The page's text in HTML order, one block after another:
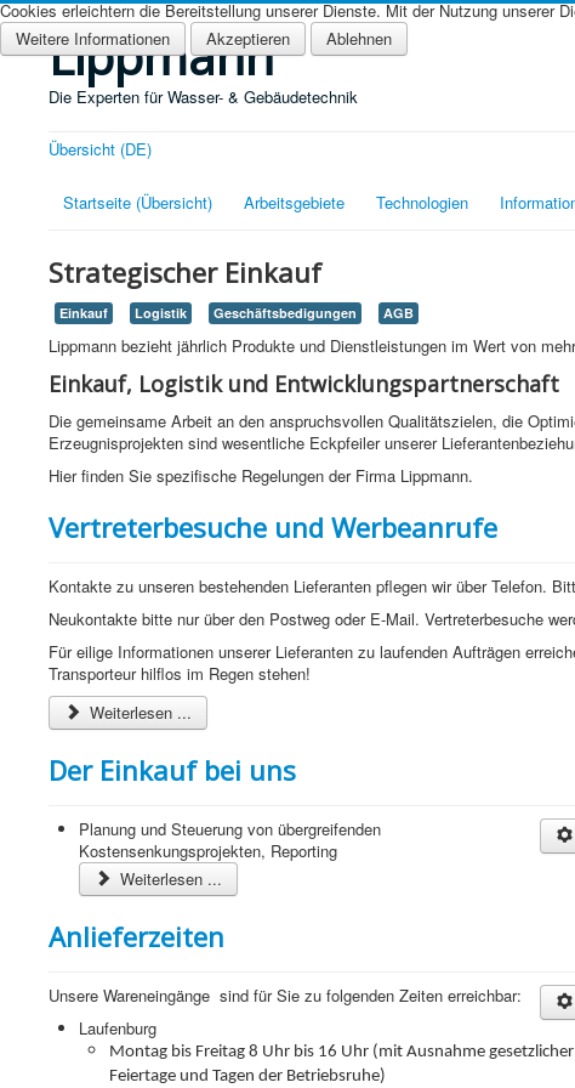
Lippmann
Die Experten für Wasser- & Gebäudetechnik
Übersicht (DE)
Startseite (Übersicht) Arbeitsgebiete Technologien
Strategischer Einkauf
Einkauf Logistik Geschäftsbedigungen AGB
Lippmann bezieht jährlich Produkte und Dienstleistungen im Wert von
Einkauf, Logistik und Entwicklungspartnerschaft
Die gemeinsame Arbeit an den anspruchsvollen Qualitätszielen, die
Erzeugnisprojekten sind wesentliche Eckpfeiler unserer
Hier finden Sie spezifische Regelungen der Firma Lippmann.
Vertreterbesuche und Werbeanrufe
Kontakte zu unseren bestehenden Lieferanten pflegen wir über Telefon.
Neukontakte bitte nur über den Postweg oder E-Mail. Vertreterbesuche
Für eilige Informationen unserer Lieferanten zu laufenden Aufträgen
Transporteur hilflos im Regen stehen!
Weiterlesen ...
Der Einkauf bei uns
Planung und Steuerung von übergreifenden
Kostensenkungsprojekten, Reporting
Weiterlesen ...
Anlieferzeiten
Unsere Wareneingänge sind für Sie zu folgenden Zeiten erreichbar:
Laufenburg
Montag bis Freitag 8 Uhr bis 16 Uhr (mit Ausnahme gesetzlicher
Feiertage und Tagen der Betriebsruhe)
Cookies erleichtern die Bereitstellung unserer Dienste. Mit der Nutzung unserer
Weitere Informationen
Akzeptieren Ablehnen